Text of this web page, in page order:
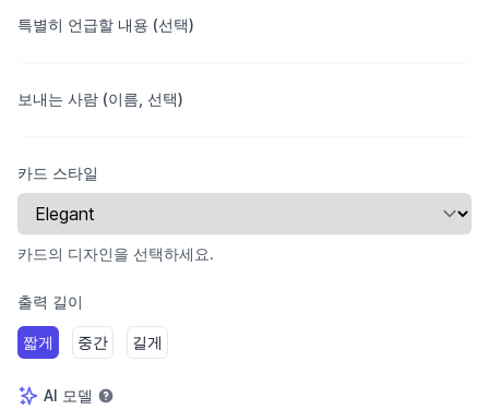
특별히 언급할 내용 (선택)
보내는 사람 (이름, 선택)
카드 스타일
카드의 디자인을 선택하세요.
출력 길이
짧게 중간 길게
AI 모델